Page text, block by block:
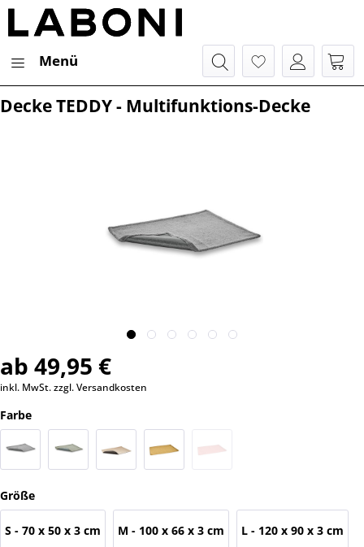
Menü
Decke TEDDY - Multifunktions-Decke
ab 49,95 €
inkl. MwSt.zzgl. Versandkosten
Farbe
Größe
S - 70 x 50 x 3 cm M - 100 x 66 x 3 cm L - 120 x 90 x 3 cm